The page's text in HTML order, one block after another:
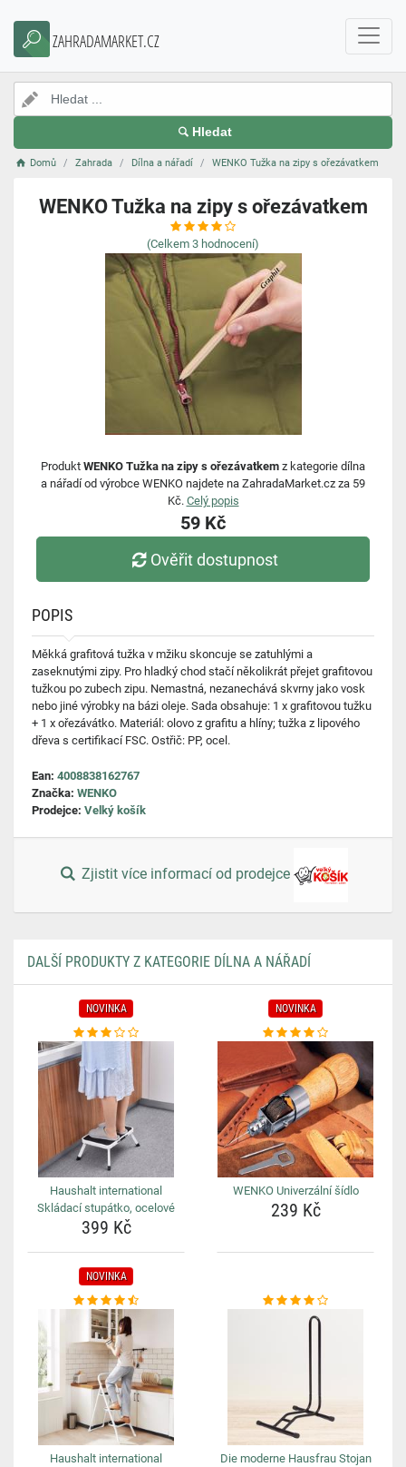
ZAHRADAMARKET.CZ
Hledat
Domů Zahrada Dílna a nářadí WENKO Tužka na zipy s ořezávatkem
WENKO Tužka na zipy s ořezávatkem
(Celkem 3 hodnocení)
Produkt WENKO Tužka na zipy s ořezávatkem z kategorie dílna
a nářadí od výrobce WENKO najdete na ZahradaMarket.cz za 59
Kč. Celý popis
59 Kč
Ověřit dostupnost
POPIS
Měkká grafitová tužka v mžiku skoncuje se zatuhlými a
zaseknutými zipy. Pro hladký chod stačí několikrát přejet grafitovou
tužkou po zubech zipu. Nemastná, nezanechává skvrny jako vosk
nebo jiné výrobky na bázi oleje. Sada obsahuje: 1 x grafitovou tužku
+ 1 x ořezávátko. Materiál: olovo z grafitu a hlíny; tužka z lipového
dřeva s certifikací FSC. Ostřič: PP, ocel.
Ean: 4008838162767
Značka: WENKO
Prodejce: Velký košík
Zjistit více informací od prodejce
DALŠÍ PRODUKTY Z KATEGORIE DÍLNA A NÁŘADÍ
NOVINKA
Haushalt international
Skládací stupátko, ocelové
399 Kč
NOVINKA
WENKO Univerzální šídlo
239 Kč
NOVINKA
Haushalt international
Die moderne Hausfrau Stojan